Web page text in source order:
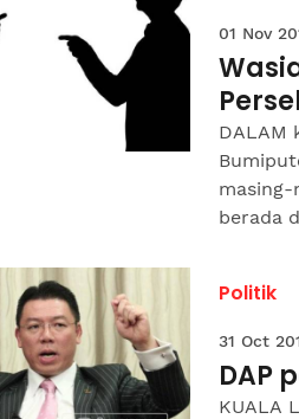
01 Nov
DALAM
berada
Politik
31 Oct
DAP
KUALA